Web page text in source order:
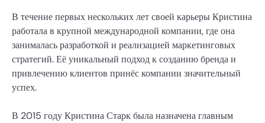
В течение первых нескольких лет своей карьеры Кристина
работала в крупной международной компании, где она
занималась разработкой и реализацией маркетинговых
стратегий. Её уникальный подход к созданию бренда и
привлечению клиентов принёс компании значительный
успех.
В 2015 году Кристина Старк была назначена главным